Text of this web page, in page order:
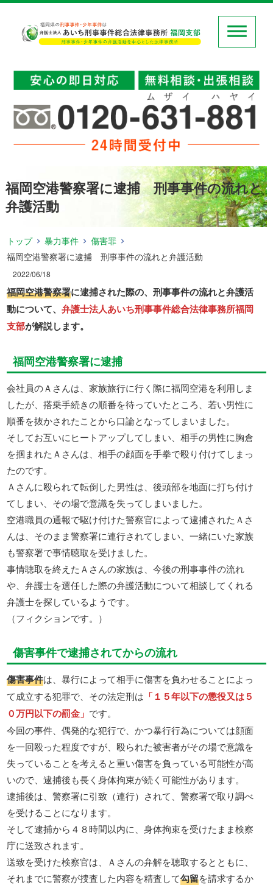
福岡空港警察署に逮捕 刑事事件の流れと
弁護活動
トップ 暴力事件
傷害罪
福岡空港警察署に逮捕 刑事事件の流れと弁護活動
2022/06/18
福岡空港警察署に逮捕された際の、刑事事件の流れと弁護活
動について、弁護士法人あいち刑事事件総合法律事務所福岡
支部が解説します。
福岡空港警察署に逮捕
会社員のＡさんは、家族旅行に行く際に福岡空港を利用しま
したが、搭乗手続きの順番を待っていたところ、若い男性に
順番を抜かされたことから口論となってしまいました。
そしてお互いにヒートアップしてしまい、相手の男性に胸倉
を掴まれたＡさんは、相手の顔面を手拳で殴り付けてしまっ
たのです。
Ａさんに殴られて転倒した男性は、後頭部を地面に打ち付け
てしまい、その場で意識を失ってしまいました。
空港職員の通報で駆け付けた警察官によって逮捕されたＡさ
んは、そのまま警察署に連行されてしまい、一緒にいた家族
も警察署で事情聴取を受けました。
事情聴取を終えたＡさんの家族は、今後の刑事事件の流れ
や、弁護士を選任した際の弁護活動について相談してくれる
弁護士を探しているようです。
（フィクションです。）
傷害事件で逮捕されてからの流れ
傷害事件は、暴行によって相手に傷害を負わせることによっ
て成立する犯罪で、その法定刑は 「１５年以下の懲役又は５
０万円以下の罰金」 です。
今回の事件、偶発的な犯行で、かつ暴行行為については顔面
を一回殴った程度ですが、殴られた被害者がその場で意識を
失っていることを考えると重い傷害を負っている可能性が高
いので、逮捕後も長く身体拘束が続く可能性があります。
逮捕後は、警察署に引致（連行）されて、警察署で取り調べ
を受けることになります。
そして逮捕から４８時間以内に、身体拘束を受けたまま検察
庁に送致されます。
送致を受けた検察官は、Ａさんの弁解を聴取するとともに、
それまでに警察が捜査した内容を精査して勾留を請求するか